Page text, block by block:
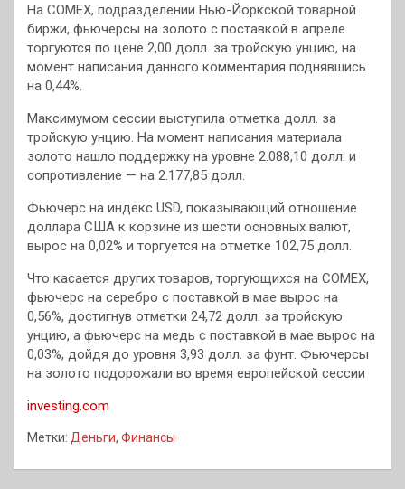
На COMEX, подразделении Нью-Йоркской товарной
биржи, фьючерсы на золото с поставкой в апреле
торгуются по цене 2,00 долл. за тройскую унцию, на
момент написания данного комментария поднявшись
на 0,44%.
Максимумом сессии выступила отметка долл. за
тройскую унцию. На момент написания материала
золото нашло поддержку на уровне 2.088,10 долл. и
сопротивление — на 2.177,85 долл.
Фьючерс на индекс USD, показывающий отношение
доллара США к корзине из шести основных валют,
вырос на 0,02% и торгуется на отметке 102,75 долл.
Что касается других товаров, торгующихся на COMEX,
фьючерс на серебро с поставкой в мае вырос на
0,56%, достигнув отметки 24,72 долл. за тройскую
унцию, а фьючерс на медь с поставкой в мае вырос на
0,03%, дойдя до уровня 3,93 долл. за фунт. Фьючерсы
на золото подорожали во время европейской сессии
investing.com
Метки: Деньги, Финансы